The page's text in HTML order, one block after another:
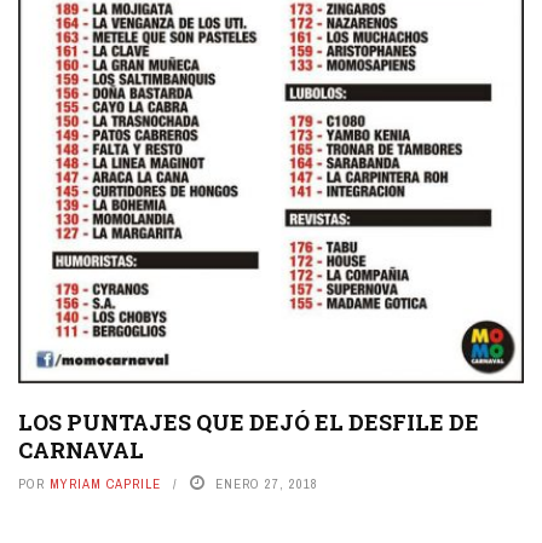
LOS PUNTAJES QUE DEJÓ EL DESFILE DE
CARNAVAL
POR MYRIAM CAPRILE ENERO 27, 2018